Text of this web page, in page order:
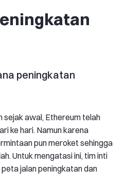
peningkatan
sejak awal, Ethereum telah
ke hari. Namun karena
pun meroket sehingga
Untuk mengatasi ini, tim inti
jalan peningkatan dan